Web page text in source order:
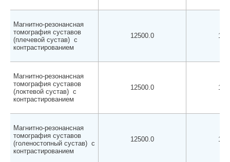
Магнитно-резонансная
томография суставов
(плечевой сустав) с
контрастированием
12500.0
Магнитно-резонансная
томография суставов
(локтевой сустав) с
контрастированием
12500.0
Магнитно-резонансная
томография суставов
(голеностопный сустав) с
контрастированием
12500.0